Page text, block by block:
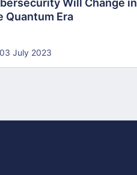
Will Change in
Quantum Era
03 July 2023